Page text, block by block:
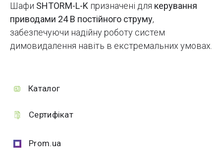
Шафи SHTORM-L-K призначені для керування
приводами 24 В постійного струму,
забезпечуючи надійну роботу систем
димовидалення навіть в екстремальних умовах.
Каталог
Сертифікат
Prom.ua